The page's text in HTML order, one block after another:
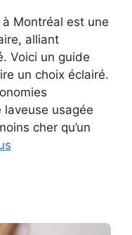
Montréal est une
alliant
Voici un guide
un choix éclairé.
usagée
cher qu’un